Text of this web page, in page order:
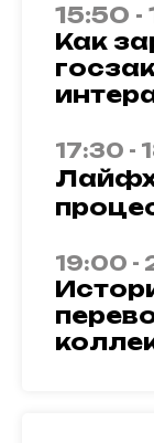
15:50 -
Как
17:30 -
19:00 -